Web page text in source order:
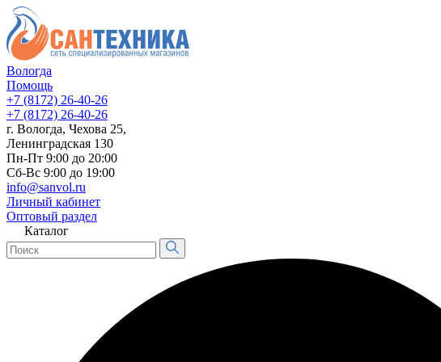
Вологда
Помощь
+7 (8172) 26-40-26
+7 (8172) 26-40-26
г. Вологда, Чехова 25,
Ленинградская 130
Пн-Пт 9:00 до 20:00
Сб-Вс 9:00 до 19:00
info@sanvol.ru
Личный кабинет
Оптовый раздел
Каталог